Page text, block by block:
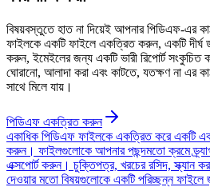
বিষয়বস্তুতে হাত না দিয়েই আপনার পিডিএফ-এর
ফাইলকে একটি ফাইলে একত্রিত করুন, একটি দীর্ঘ
করুন, ইমেইলের জন্য একটি ভারী রিপোর্ট সংকুচিত
ঘোরানো, আলাদা করা এবং কাটতে, যতক্ষণ না এর
সাথে মিলে যায়।
পিডিএফ একত্রিত করুন
একাধিক পিডিএফ ফাইলকে একত্রিত করে একটি
করুন। ফাইলগুলোকে আপনার পছন্দমতো ক্রমে
এক্সপোর্ট করুন। চুক্তিপত্র, খরচের রসিদ, স্ক্যান
দেওয়ার মতো বিষয়গুলোকে একটি পরিচ্ছন্ন